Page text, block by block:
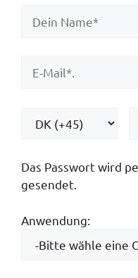
Das Passwort wird
gesendet.
Anwendung: